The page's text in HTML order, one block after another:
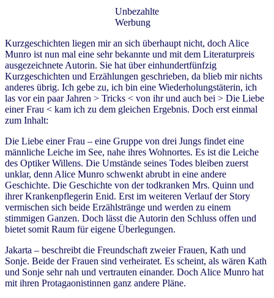
Unbezahlte
Werbung
Kurzgeschichten liegen mir an sich überhaupt nicht, doch Alice
Munro ist nun mal eine sehr bekannte und mit dem Literaturpreis
ausgezeichnete Autorin. Sie hat über einhundertfünfzig
Kurzgeschichten und Erzählungen geschrieben, da blieb mir nichts
anderes übrig. Ich gebe zu, ich bin eine Wiederholungstäterin, ich
las vor ein paar Jahren > Tricks < von ihr und auch bei > Die Liebe
einer Frau < kam ich zu dem gleichen Ergebnis. Doch erst einmal
zum Inhalt:
Die Liebe einer Frau – eine Gruppe von drei Jungs findet eine
männliche Leiche im See, nahe ihres Wohnortes. Es ist die Leiche
des Optiker Willens. Die Umstände seines Todes bleiben zuerst
unklar, denn Alice Munro schwenkt abrubt in eine andere
Geschichte. Die Geschichte von der todkranken Mrs. Quinn und
ihrer Krankenpflegerin Enid. Erst im weiteren Verlauf der Story
vermischen sich beide Erzählstränge und werden zu einem
stimmigen Ganzen. Doch lässt die Autorin den Schluss offen und
bietet somit Raum für eigene Überlegungen.
Jakarta – beschreibt die Freundschaft zweier Frauen, Kath und
Sonje. Beide der Frauen sind verheiratet. Es scheint, als wären Kath
und Sonje sehr nah und vertrauten einander. Doch Alice Munro hat
mit ihren Protagaonistinnen ganz andere Pläne.